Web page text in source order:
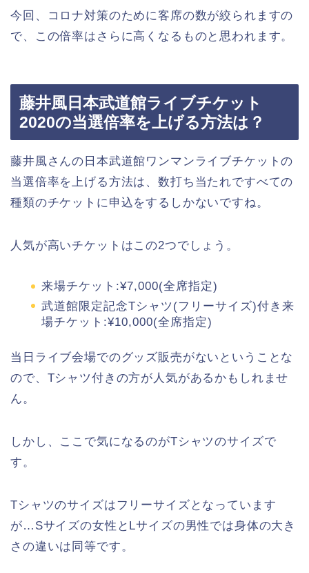
今回、コロナ対策のために客席の数が絞られますの
で、この倍率はさらに高くなるものと思われます。
藤井風日本武道館ライブチケット
2020の当選倍率を上げる方法は？
藤井風さんの日本武道館ワンマンライブチケットの
当選倍率を上げる方法は、数打ち当たれですべての
種類のチケットに申込をするしかないですね。
人気が高いチケットはこの2つでしょう。
来場チケット:¥7,000(全席指定)
武道館限定記念Tシャツ(フリーサイズ)付き来
場チケット:¥10,000(全席指定)
当日ライブ会場でのグッズ販売がないということな
ので、Tシャツ付きの方が人気があるかもしれませ
ん。
しかし、ここで気になるのがTシャツのサイズで
す。
Tシャツのサイズはフリーサイズとなっています
が…Sサイズの女性とLサイズの男性では身体の大き
さの違いは同等です。